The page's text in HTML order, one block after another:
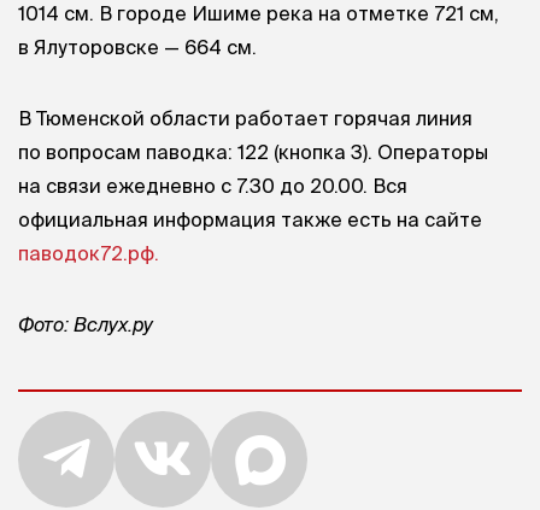
1014 см. В городе Ишиме река на отметке 721 см,
в Ялуторовске — 664 см.
В Тюменской области работает горячая линия
по вопросам паводка: 122 (кнопка 3). Операторы
на связи ежедневно с 7.30 до 20.00. Вся
официальная информация также есть на сайте
паводок72.рф.
Фото: Вслух.ру